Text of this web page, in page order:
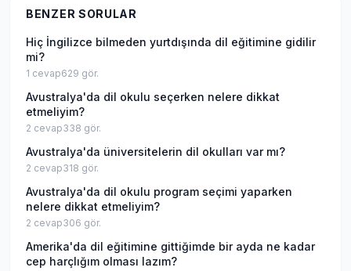
BENZER SORULAR
Hiç İngilizce bilmeden yurtdışında dil eğitimine gidilir
mi?
1 cevap629 gör.
Avustralya'da dil okulu seçerken nelere dikkat
etmeliyim?
2 cevap338 gör.
Avustralya'da üniversitelerin dil okulları var mı?
2 cevap318 gör.
Avustralya'da dil okulu program seçimi yaparken
nelere dikkat etmeliyim?
2 cevap306 gör.
Amerika'da dil eğitimine gittiğimde bir ayda ne kadar
cep harçlığım olması lazım?